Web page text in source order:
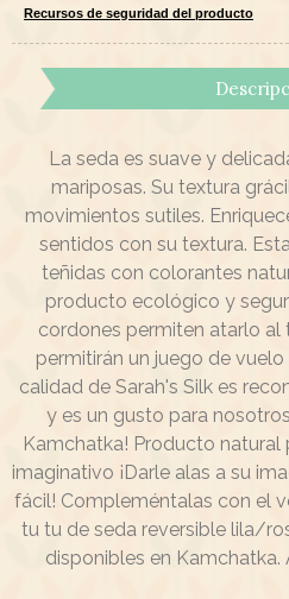
Recursos de seguridad del producto
La seda es suave y
mariposas. Su textura
movimientos sutiles.
sentidos con su textura.
teñidas con colorantes
producto ecológico y
cordones permiten atarlo al
permitirán un juego de
calidad de Sarah's Silk es
y es un gusto para
Kamchatka! Producto
imaginativo ¡Darle alas a su
fácil! Compleméntalas con el
tu tu de seda reversible lila/
disponibles en Kamchatka.